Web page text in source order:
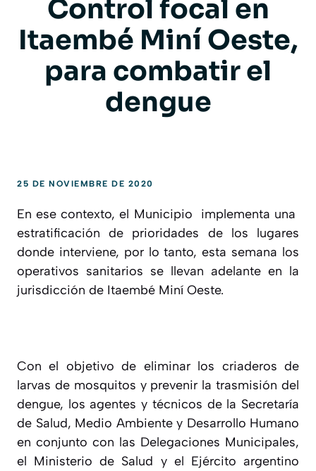
Control focal en
Itaembé Miní Oeste,
para combatir el
dengue
25 DE NOVIEMBRE DE 2020
En ese contexto, el Municipio implementa una
estratificación de prioridades de los lugares
donde interviene, por lo tanto, esta semana los
operativos sanitarios se llevan adelante en la
jurisdicción de Itaembé Miní Oeste.
Con el objetivo de eliminar los criaderos de
larvas de mosquitos y prevenir la trasmisión del
dengue, los agentes y técnicos de la Secretaría
de Salud, Medio Ambiente y Desarrollo Humano
en conjunto con las Delegaciones Municipales,
el Ministerio de Salud y el Ejército argentino